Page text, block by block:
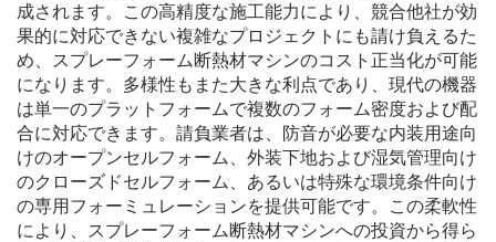
成されます。この高精度な施工能力により、競合他社が効
果的に対応できない複雑なプロジェクトにも請け負えるた
め、スプレーフォーム断熱材マシンのコスト正当化が可能
になります。多様性もまた大きな利点であり、現代の機器
は単一のプラットフォームで複数のフォーム密度および配
合に対応できます。請負業者は、防音が必要な内装用途向
けのオープンセルフォーム、外装下地および湿気管理向け
のクローズドセルフォーム、あるいは特殊な環境条件向け
の専用フォーミュレーションを提供可能です。この柔軟性
により、スプレーフォーム断熱材マシンへの投資から得ら